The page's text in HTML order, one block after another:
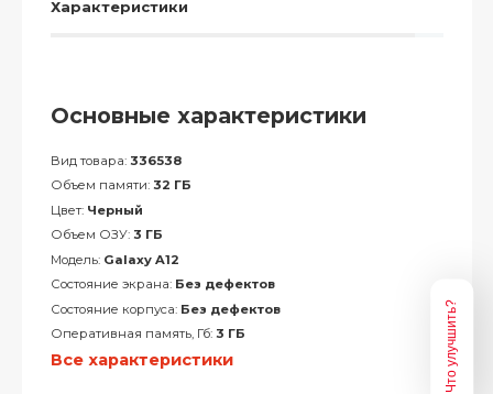
Характеристики
Основные характеристики
Вид товара: 336538
Объем памяти: 32 ГБ
Цвет: Черный
Объем ОЗУ: 3 ГБ
Модель: Galaxy A12
Состояние экрана: Без дефектов
Состояние корпуса: Без дефектов
Оперативная память, Гб: 3 ГБ
Все характеристики Что улучшить?